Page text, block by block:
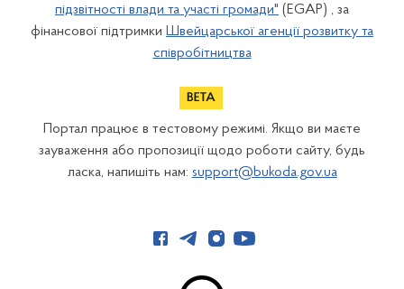
підзвітності влади та участі громади" (EGAP) , за
фінансової підтримки Швейцарської агенції розвитку та
співробітництва
Портал працює в тестовому режимі. Якщо ви маєте
зауваження або пропозиції щодо роботи сайту, будь
ласка, напишіть нам: support@bukoda.gov.ua